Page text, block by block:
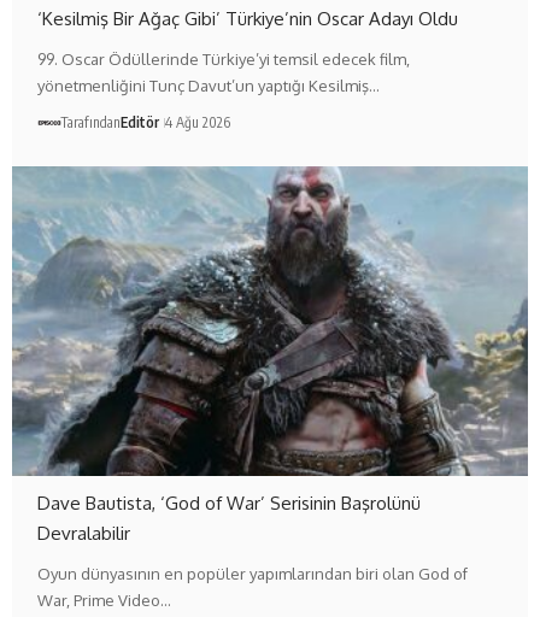
‘Kesilmiş Bir Ağaç Gibi’ Türkiye’nin Oscar Adayı Oldu
99. Oscar Ödüllerinde Türkiye’yi temsil edecek film,
yönetmenliğini Tunç Davut’un yaptığı Kesilmiş…
TarafındanEditör 4 Ağu 2026
Dave Bautista, ‘God of War’ Serisinin Başrolünü
Devralabilir
Oyun dünyasının en popüler yapımlarından biri olan God of
War, Prime Video…